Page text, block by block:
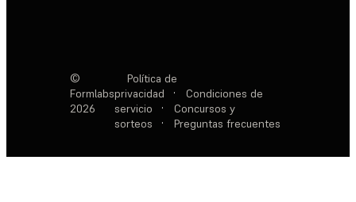
©
Formlabs
2026
Política de
privacidad
·
Condiciones de
servicio
·
Concursos y
sorteos
· Preguntas frecuentes